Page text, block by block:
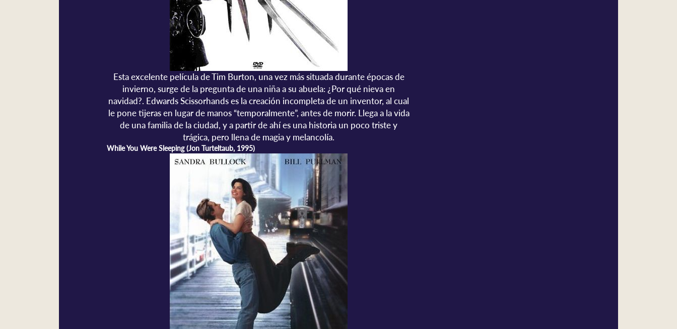
Esta excelente película de Tim Burton, una vez más situada durante épocas de
invierno, surge de la pregunta de una niña a su abuela: ¿Por qué nieva en
navidad?. Edwards Scissorhands es la creación incompleta de un inventor, al cual
le pone tijeras en lugar de manos “temporalmente”, antes de morir. Llega a la vida
de una familia de la ciudad, y a partir de ahí es una historia un poco triste y
trágica, pero llena de magia y melancolía.
While You Were Sleeping (Jon Turteltaub, 1995)